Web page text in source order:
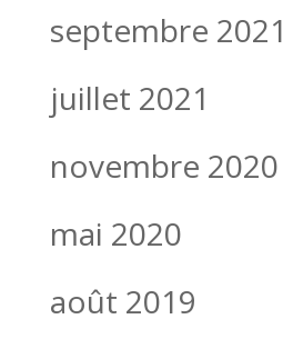
septembre 2021
juillet 2021
novembre 2020
mai 2020
août 2019